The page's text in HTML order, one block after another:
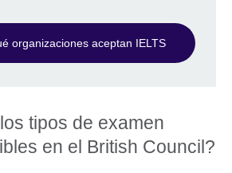
organizaciones aceptan IELTS
tipos de examen
en el British Council?